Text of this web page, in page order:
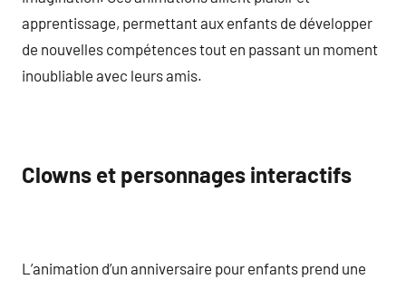
apprentissage, permettant aux enfants de développer
de nouvelles compétences tout en passant un moment
inoubliable avec leurs amis.
Clowns et personnages interactifs
L’animation d’un anniversaire pour enfants prend une